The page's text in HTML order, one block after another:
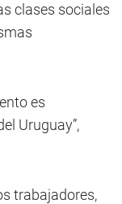
clases sociales
es
Uruguay”,
trabajadores,